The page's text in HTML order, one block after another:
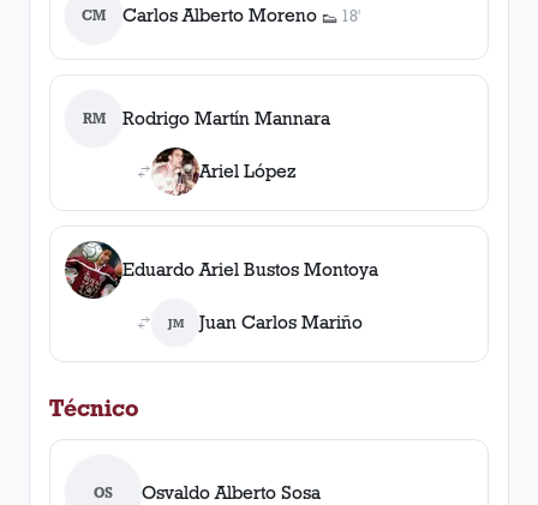
CM Carlos Alberto Moreno 👟
1asistencia
18'
RM Rodrigo Martín Mannara
Ariel López
Eduardo Ariel Bustos Montoya
JM Juan Carlos Mariño
Técnico
OS Osvaldo Alberto Sosa